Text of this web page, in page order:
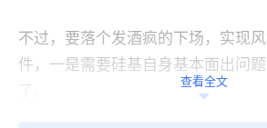
不过，要落个发酒疯的下场，实现
件，一是需要硅基自身基本面出问
查看全文